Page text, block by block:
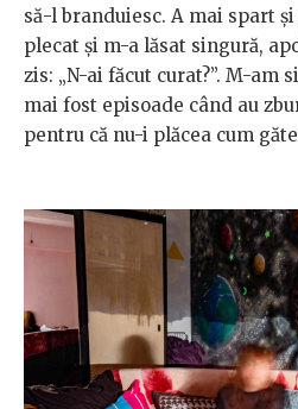
să-l branduiesc. A mai spart
plecat și m-a lăsat singură,
zis: „N-ai făcut curat?”. M-
mai fost episoade când au
pentru că nu-i plăcea cum